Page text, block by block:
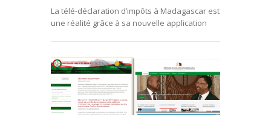
La télé-déclaration d’impôts à Madagascar est
une réalité grâce à sa nouvelle application